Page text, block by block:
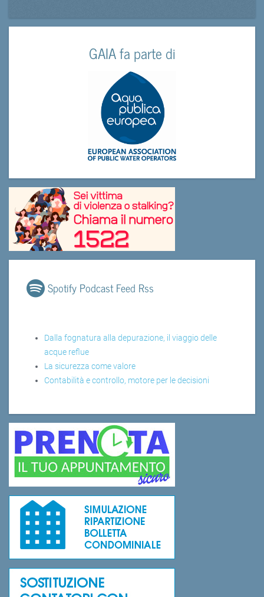
GAIA fa parte di
Spotify Podcast Feed Rss
Dalla fognatura alla depurazione, il viaggio delle
acque reflue
La sicurezza come valore
Contabilità e controllo, motore per le decisioni